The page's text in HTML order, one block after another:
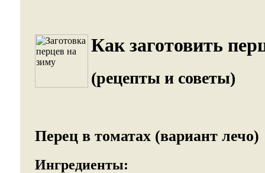
Как заготовить
(рецепты и советы)
Перец в томатах (вариант лечо)
Ингредиенты: